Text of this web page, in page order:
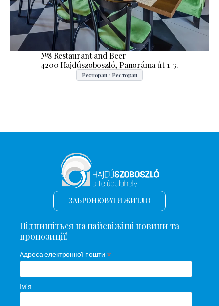
№8 Restaurant and Beer
4200 Hajdúszoboszló, Panoráma út 1-3.
Ресторан / Ресторан
ЗАБРОНЮВАТИ ЖИТЛО
Підпишіться на найсвіжіші новини та
пропозиції!
Адреса електронної пошти *
Ім'я